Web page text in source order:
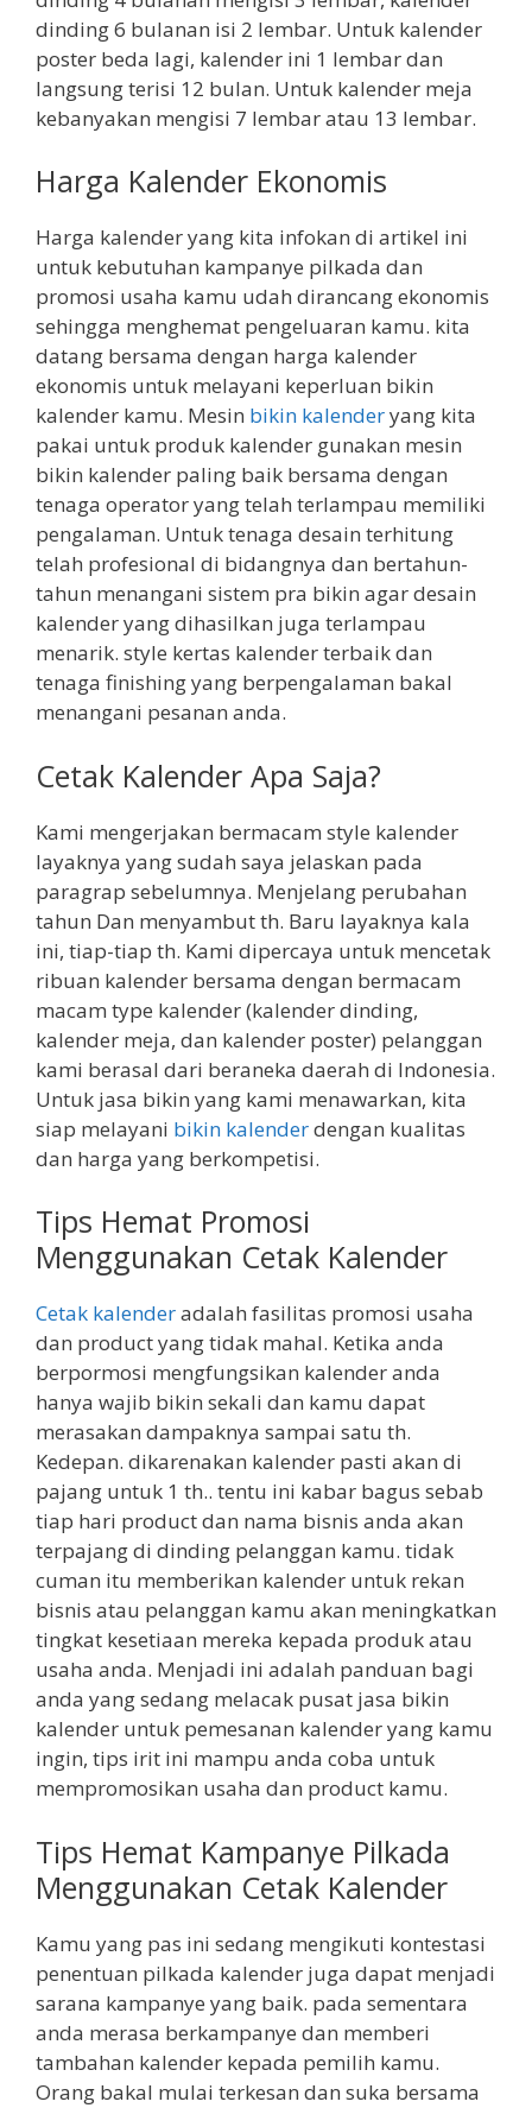
dinding 6 bulanan isi 2 lembar. Untuk kalender
poster beda lagi, kalender ini 1 lembar dan
langsung terisi 12 bulan. Untuk kalender meja
kebanyakan mengisi 7 lembar atau 13 lembar.
Harga Kalender Ekonomis
Harga kalender yang kita infokan di artikel ini
untuk kebutuhan kampanye pilkada dan
promosi usaha kamu udah dirancang ekonomis
sehingga menghemat pengeluaran kamu. kita
datang bersama dengan harga kalender
ekonomis untuk melayani keperluan bikin
kalender kamu. Mesin bikin kalenderyang kita
pakai untuk produk kalender gunakan mesin
bikin kalender paling baik bersama dengan
tenaga operator yang telah terlampau memiliki
pengalaman. Untuk tenaga desain terhitung
telah profesional di bidangnya dan bertahun-
tahun menangani sistem pra bikin agar desain
kalender yang dihasilkan juga terlampau
menarik. style kertas kalender terbaik dan
tenaga finishing yang berpengalaman bakal
menangani pesanan anda.
Cetak Kalender Apa Saja?
Kami mengerjakan bermacam style kalender
layaknya yang sudah saya jelaskan pada
paragrap sebelumnya. Menjelang perubahan
tahun Dan menyambut th. Baru layaknya kala
ini, tiap-tiap th. Kami dipercaya untuk mencetak
ribuan kalender bersama dengan bermacam
macam type kalender (kalender dinding,
kalender meja, dan kalender poster) pelanggan
kami berasal dari beraneka daerah di Indonesia.
Untuk jasa bikin yang kami menawarkan, kita
siap melayani bikin kalenderdengan kualitas
dan harga yang berkompetisi.
Tips Hemat Promosi
Menggunakan Cetak Kalender
Cetak kalenderadalah fasilitas promosi usaha
dan product yang tidak mahal. Ketika anda
berpormosi mengfungsikan kalender anda
hanya wajib bikin sekali dan kamu dapat
merasakan dampaknya sampai satu th.
Kedepan. dikarenakan kalender pasti akan di
pajang untuk 1 th.. tentu ini kabar bagus sebab
tiap hari product dan nama bisnis anda akan
terpajang di dinding pelanggan kamu. tidak
cuman itu memberikan kalender untuk rekan
bisnis atau pelanggan kamu akan meningkatkan
tingkat kesetiaan mereka kepada produk atau
usaha anda. Menjadi ini adalah panduan bagi
anda yang sedang melacak pusat jasa bikin
kalender untuk pemesanan kalender yang kamu
ingin, tips irit ini mampu anda coba untuk
mempromosikan usaha dan product kamu.
Tips Hemat Kampanye Pilkada
Menggunakan Cetak Kalender
Kamu yang pas ini sedang mengikuti kontestasi
penentuan pilkada kalender juga dapat menjadi
sarana kampanye yang baik. pada sementara
anda merasa berkampanye dan memberi
tambahan kalender kepada pemilih kamu.
Orang bakal mulai terkesan dan suka bersama